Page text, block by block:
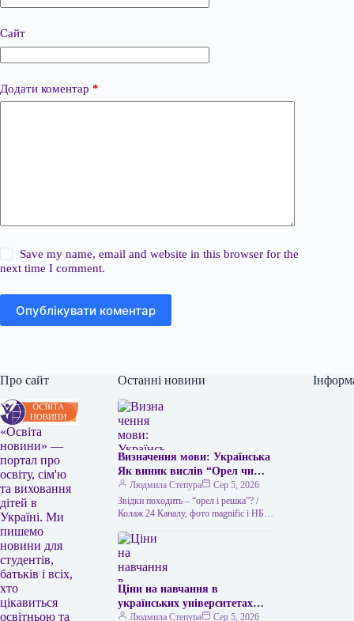
Сайт
Додати коментар *
Save my name, email and website in this browser for the
next time I comment.
Опублікувати коментар
Про сайт
«Освіта
новини» —
портал про
освіту, сім'ю
та виховання
дітей в
Україні. Ми
пишемо
новини для
студентів,
батьків і всіх,
хто
цікавиться
освітньою та
Останні новини
Визначення мови: Українська
Як виник вислів “Орел чи
решка” та чим його можна
замінити в українській мові
“Орел чи решка” – це
використовується для
позначення випадкового
вибору або вирішення
суперечки за допомогою
підкидання монети. Його
походження пов’язане з
Людмила Степура
Сер 5, 2026
Звідки походить – “орел і решка”? /
Колаж 24 Каналу, фото magnific і НБУ
ухвалити…
Ціни на навчання в
українських університетах
2026 року: скільки коштує
Людмила Степура Сер 5, 2026